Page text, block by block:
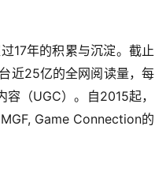
17年的积累与沉淀。截止
近25亿的全网阅读量，每
（UGC）。自2015起，
Game Connection的